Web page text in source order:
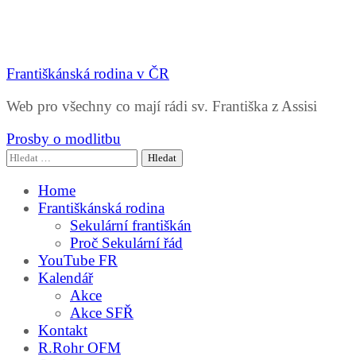
Františkánská rodina v ČR
Web pro všechny co mají rádi sv. Františka z Assisi
Prosby o modlitbu
Vyhledávání
Home
Františkánská rodina
Sekulární františkán
Proč Sekulární řád
YouTube FR
Kalendář
Akce
Akce SFŘ
Kontakt
R.Rohr OFM